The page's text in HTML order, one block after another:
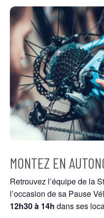
MONTEZ EN
Retrouvez l’équipe de la
l’occasion de sa Pause
12h30 à 14h dans ses